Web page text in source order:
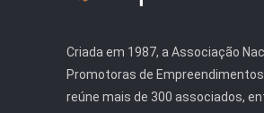
Criada em 1987, a Associação
Promotoras de
reúne mais de 300 associados,